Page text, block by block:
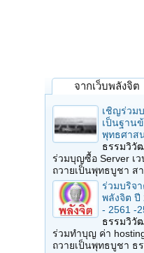
จากเว็บพลังจิต
เชิญร่วม
เป็นฐาน
พุทธศาส
ธรรมวิวั
ร่วมบุญซื้อ Server เ
ถวายเป็นพุทธบูชา ส
ร่วมบริจา
พลังจิต ปี
- 2561 -
ธรรมวิวั
ร่วมทำบุญ ค่า
ถวายเป็นพุทธบูชา